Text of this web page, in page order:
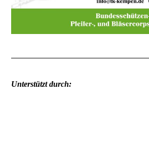
Unterstützt durch: